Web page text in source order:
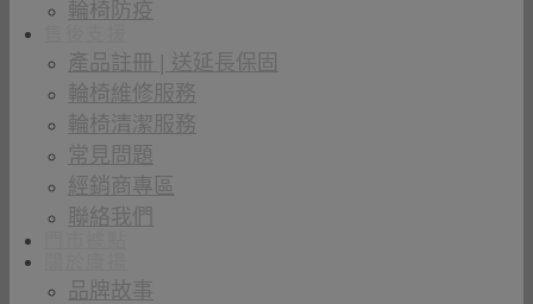
輪椅防疫
產品註冊 | 送延長保固
輪椅維修服務
輪椅清潔服務
常見問題
經銷商專區
聯絡我們
品牌故事